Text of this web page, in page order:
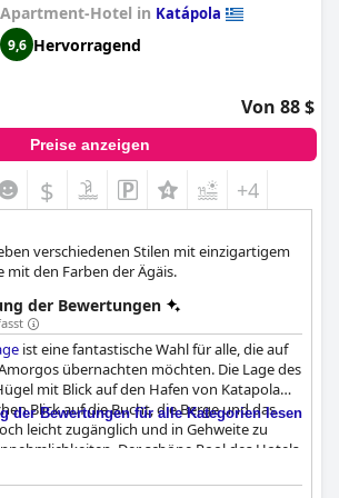
Insgesamt bietet dasYperia Hotelschöne
mit großartiger Ausstattung und
was es zu einem perfekten Ort für einen
macht.
Apartment-Hotel in Katápola
9,6 Hervorragend
Von 88 $
Preise anzeigen
$ +4
verschiedenen Stilen mit einzigartigem
mit den Farben der Ägäis.
der Bewertungen
ist eine fantastische Wahl für alle, die auf
übernachten möchten. Die Lage des
mit Blick auf den Hafen von Katapola
Blick auf die Bucht, die Berge und das
leicht zugänglich und in Gehweite zu
Der schöne Pool des Hotels
atemberaubenden Blick auf die Bucht und
der Insel. Die Gäste haben das Frühstück
der Bewertungen für alle Kategorien lesen